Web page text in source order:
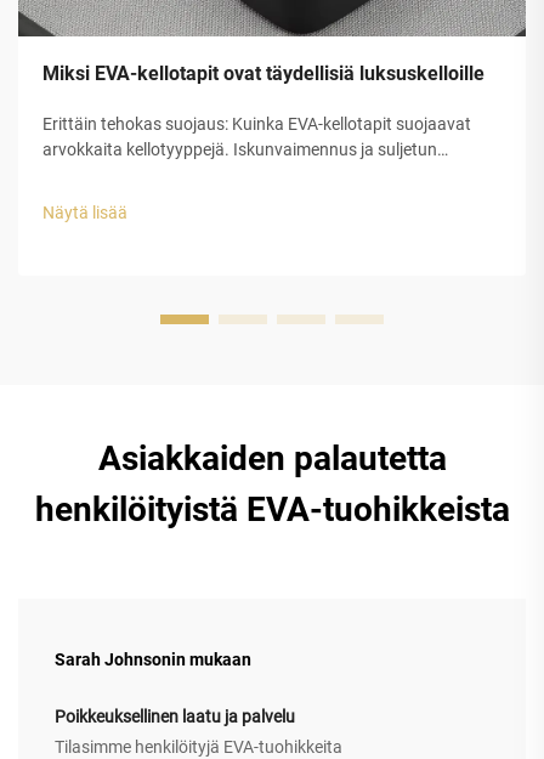
Miksi EVA-kellotapit ovat täydellisiä luksuskelloille
Erittäin tehokas suojaus: Kuinka EVA-kellotapit suojaavat
arvokkaita kellotyyppejä. Iskunvaimennus ja suljetun
vinyyliasetaatin (EVA) suljetun solurakenteen muovilla on
erinomainen suojauskyky luksuskellojen tappeihin...
Näytä lisää
Asiakkaiden palautetta
henkilöityistä EVA-tuohikkeista
Sarah Johnsonin mukaan
Poikkeuksellinen laatu ja palvelu
Tilasimme henkilöityjä EVA-tuohikkeita